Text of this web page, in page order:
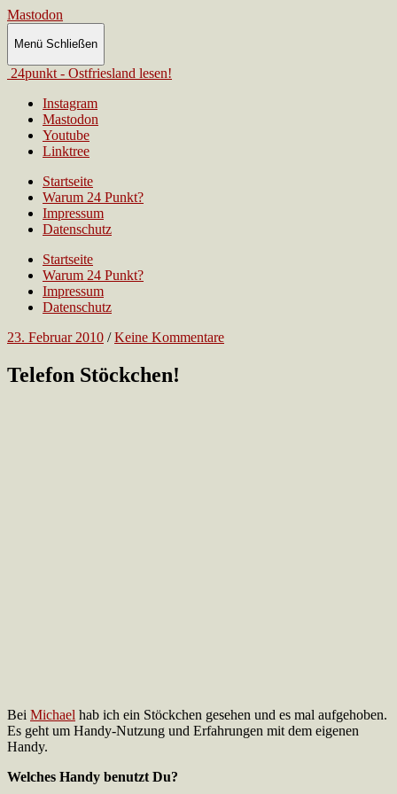
Mastodon
Menü Schließen
24punkt - Ostfriesland lesen!
Instagram
Mastodon
Youtube
Linktree
Startseite
Warum 24 Punkt?
Impressum
Datenschutz
Startseite
Warum 24 Punkt?
Impressum
Datenschutz
23. Februar 2010 / Keine Kommentare
Telefon Stöckchen!
Bei Michael hab ich ein Stöckchen gesehen und es mal aufgehoben.
Es geht um Handy-Nutzung und Erfahrungen mit dem eigenen
Handy.
Welches Handy benutzt Du?